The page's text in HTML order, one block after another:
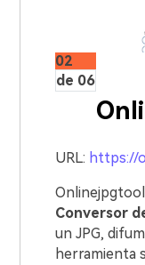
02
de 06
URL: https://
Conversor
un JPG,
herramienta